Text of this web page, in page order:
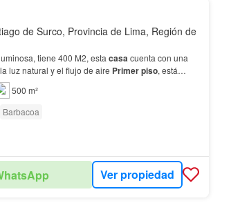
de Surco, Provincia de Lima, Región de
tiene 400 M2, esta casacuenta con una
luz natural y el flujo de aire Primerpiso, está
500 m²
Barbacoa
Ver propiedad